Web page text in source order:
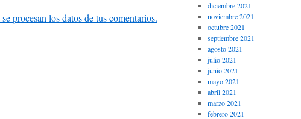
procesan los datos de tus comentarios.
diciembre 2021
noviembre 2021
octubre 2021
septiembre 2021
agosto 2021
julio 2021
junio 2021
mayo 2021
abril 2021
marzo 2021
febrero 2021